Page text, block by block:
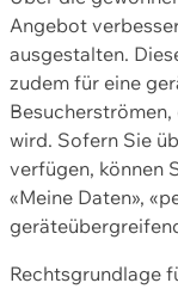
Angebot
ausgestalten.
zudem für eine
wird. Sofern Sie
verfügen, können
«Meine Daten»,
Rechtsgrundlage